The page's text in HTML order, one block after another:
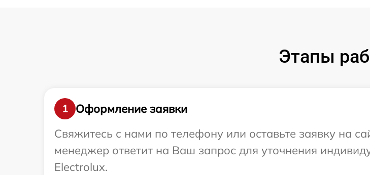
Этапы
1
Оформление заявки
Свяжитесь с нами по телефону или оставьте заявку на
менеджер ответит на Ваш запрос для уточнения
Electrolux.